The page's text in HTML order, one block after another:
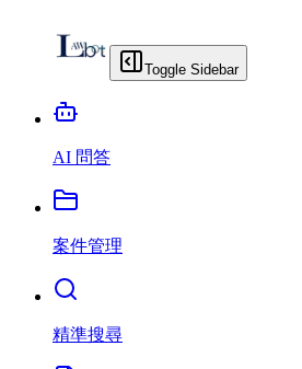
Toggle Sidebar
AI 問答
案件管理
精準搜尋